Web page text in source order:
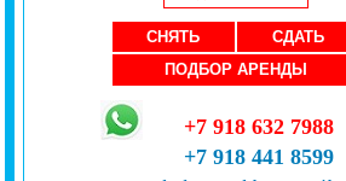
СНЯТЬ
СДАТЬ
ПОДБОР АРЕНДЫ
+7 918 632 7988
+7 918 441 8599